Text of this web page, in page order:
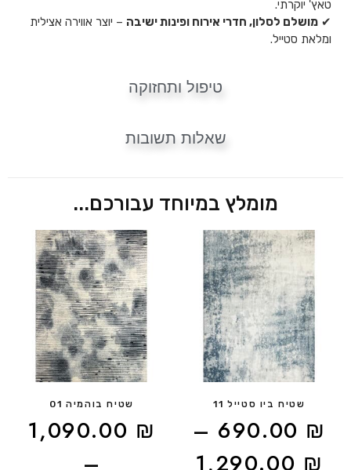
טיפול ותחזוקה
שאלות תשובות
טאץ' יוקרתי.
✔ מושלם לסלון, חדרי אירוח ופינות ישיבה – יוצר אווירה אצילית
ומלאת סטייל.
מומלץ במיוחד עבורכם...
שטיח ביו סטייל 11
690.00 ₪
–
1,290.00 ₪
שטיח בוהמיה 01
1,090.00 ₪
–